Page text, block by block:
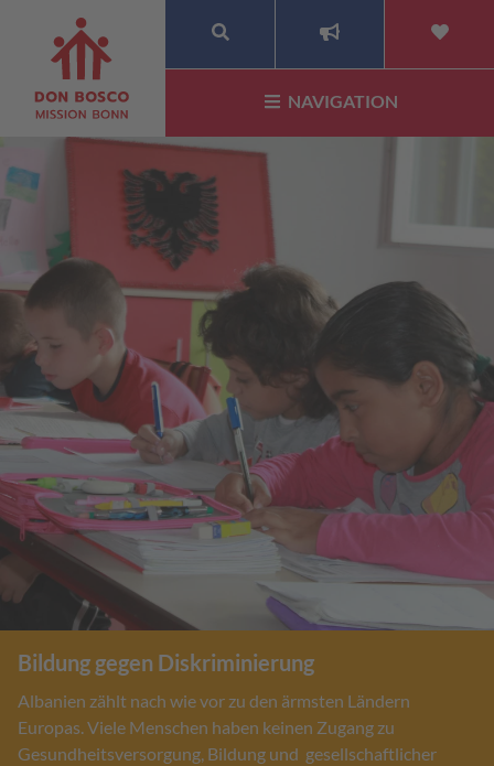
SUCHE
NAVIGATION
Bildung gegen Diskriminierung
Albanien zählt nach wie vor zu den ärmsten Ländern
Europas. Viele Menschen haben keinen Zugang zu
Gesundheitsversorgung, Bildung und gesellschaftlicher